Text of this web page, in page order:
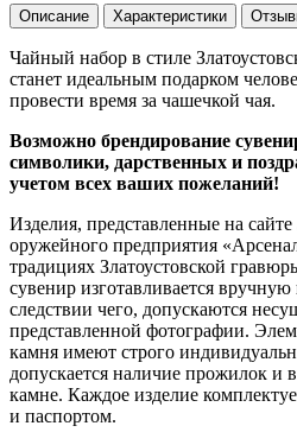
Описание Характеристики
Чайный набор в стиле
станет идеальным подарком
провести время за чашечкой чая.
Возможно брендирование
символики, дарственных и
учетом всех ваших пожеланий!
Изделия, представленные на сайте
оружейного предприятия
традициях Златоустовской
сувенир изготавливается
следствии чего, допускаются
представленной фотографии.
камня имеют строго
допускается наличие прожилок и
камне. Каждое изделие
и паспортом.